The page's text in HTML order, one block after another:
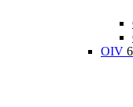
OIV 6